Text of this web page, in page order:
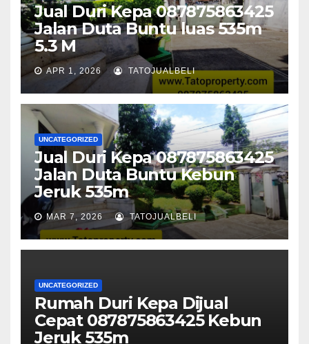
Jual Duri Kepa 087875863425
Jalan Duta Buntu luas 535m
5.3 M
APR 1, 2026 TATOJUALBELI
UNCATEGORIZED
Jual Duri Kepa 087875863425
Jalan Duta Buntu Kebun
Jeruk 535m
MAR 7, 2026 TATOJUALBELI
UNCATEGORIZED
Rumah Duri Kepa Dijual
Cepat 087875863425 Kebun
Jeruk 535m